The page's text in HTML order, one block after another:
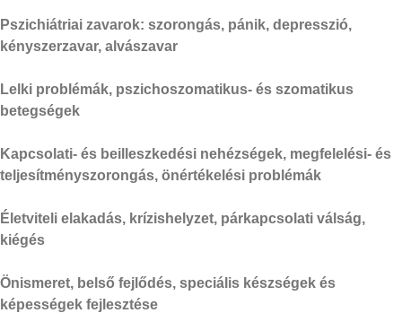
Pszichiátriai zavarok: szorongás, pánik, depresszió,
kényszerzavar, alvászavar
Lelki problémák, pszichoszomatikus- és szomatikus
betegségek
Kapcsolati- és beilleszkedési nehézségek, megfelelési- és
teljesítményszorongás, önértékelési problémák
Életviteli elakadás, krízishelyzet, párkapcsolati válság,
kiégés
Önismeret, belső fejlődés, speciális készségek és
képességek fejlesztése